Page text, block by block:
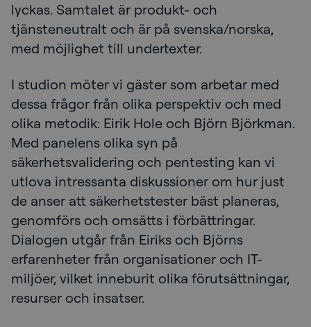
lyckas. Samtalet är produkt- och
tjänsteneutralt och är på svenska/norska,
med möjlighet till undertexter.
I studion möter vi gäster som arbetar med
dessa frågor från olika perspektiv och med
olika metodik: Eirik Hole och Björn Björkman.
Med panelens olika syn på
säkerhetsvalidering och pentesting kan vi
utlova intressanta diskussioner om hur just
de anser att säkerhetstester bäst planeras,
genomförs och omsätts i förbättringar.
Dialogen utgår från Eiriks och Björns
erfarenheter från organisationer och IT-
miljöer, vilket inneburit olika förutsättningar,
resurser och insatser.